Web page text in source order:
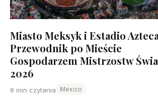
Miasto Meksyk i Estadio
Przewodnik po Mieście
Gospodarzem Mistrzostw
2026
9 min czytania Mexico